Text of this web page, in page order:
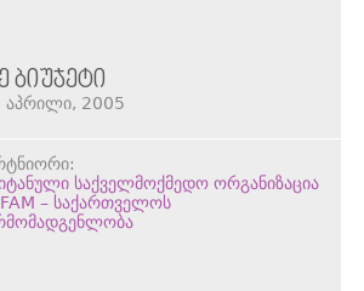
ᲑᲘᲣᲯᲔᲢᲘ
აპრილი, 2005
საქველმოქმედო ორგანიზაცია
– საქართველოს